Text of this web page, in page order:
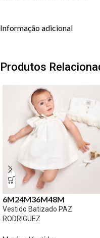
Informação adicional
Produtos
6M24M36M48M
Vestido Batizado PAZ
RODRIGUEZ